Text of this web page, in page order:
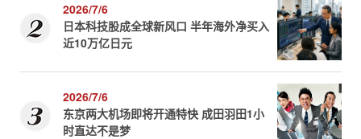
2026/7/6
日本科技股成全球新风口 半年海外净买入
近10万亿日元
2026/7/6
东京两大机场即将开通特快 成田羽田1小
时直达不是梦